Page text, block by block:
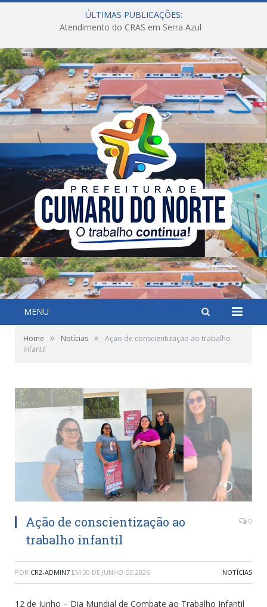
ÚLTIMAS PUBLICAÇÕES:
Atendimento do CRAS em Serra Azul
MENU
Home » Notícias »
Ação de conscientização ao trabalho
infantil
Ação de conscientização ao
trabalho infantil
0
POR CR2-ADMIN7 EM 30 DE JUNHO DE 2026 NOTÍCIAS
12 de Junho – Dia Mundial de Combate ao Trabalho Infantil